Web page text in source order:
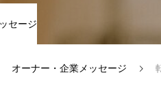
BLOG COMPANY
セージ
オーナー・企業メッセージ